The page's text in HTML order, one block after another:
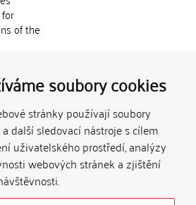
soubory cookies
stránky používají soubory
další sledovací nástroje s cílem
uživatelského prostředí, analýzy
webových stránek a zjištění
of the
k
vydávány
jinou
autora.
shall not
of
other